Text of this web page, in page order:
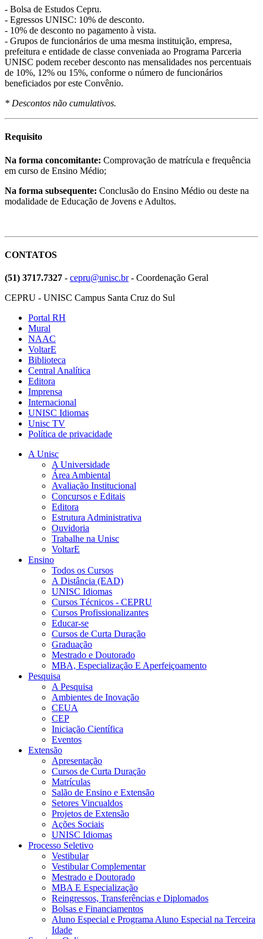
- Bolsa de Estudos Cepru.
- Egressos UNISC: 10% de desconto.
- 10% de desconto no pagamento à vista.
- Grupos de funcionários de uma mesma instituição, empresa,
prefeitura e entidade de classe conveniada ao Programa Parceria
UNISC podem receber desconto nas mensalidades nos percentuais
de 10%, 12% ou 15%, conforme o número de funcionários
beneficiados por este Convênio.
* Descontos não cumulativos.
Requisito
Na forma concomitante: Comprovação de matrícula e frequência
em curso de Ensino Médio;
Na forma subsequente: Conclusão do Ensino Médio ou deste na
modalidade de Educação de Jovens e Adultos.
CONTATOS
(51) 3717.7327 - cepru@unisc.br- Coordenação Geral
CEPRU - UNISC Campus Santa Cruz do Sul
Portal RH
Mural
NAAC
VoltarE
Biblioteca
Central Analítica
Editora
Imprensa
Internacional
UNISC Idiomas
Unisc TV
Política de privacidade
A Unisc
A Universidade
Área Ambiental
Avaliação Institucional
Concursos e Editais
Editora
Estrutura Administrativa
Ouvidoria
Trabalhe na Unisc
VoltarE
Ensino
Todos os Cursos
A Distância (EAD)
UNISC Idiomas
Cursos Técnicos - CEPRU
Cursos Profissionalizantes
Educar-se
Cursos de Curta Duração
Graduação
Mestrado e Doutorado
MBA, Especialização E Aperfeiçoamento
Pesquisa
A Pesquisa
Ambientes de Inovação
CEUA
CEP
Iniciação Científica
Eventos
Extensão
Apresentação
Cursos de Curta Duração
Matrículas
Salão de Ensino e Extensão
Setores Vincualdos
Projetos de Extensão
Ações Sociais
UNISC Idiomas
Processo Seletivo
Vestibular
Vestibular Complementar
Mestrado e Doutorado
MBA E Especialização
Reingressos, Transferências e Diplomados
Bolsas e Financiamentos
Aluno Especial e Programa Aluno Especial na Terceira
Idade